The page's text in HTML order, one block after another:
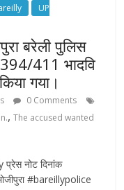
UP
बरेली पुलिस
411 भादवि
गया।
0 Comments
,The accused wanted
नोट दिनांक
#bareillypolice